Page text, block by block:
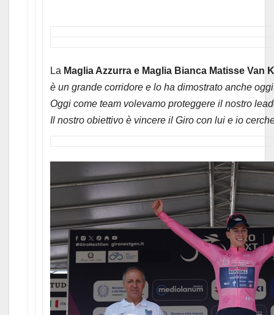
La Maglia Azzurra e Maglia Bianca Matisse Van
è un grande corridore e lo ha dimostrato anche
Oggi come team volevamo proteggere il nostro
Il nostro obiettivo è vincere il Giro con lui e io